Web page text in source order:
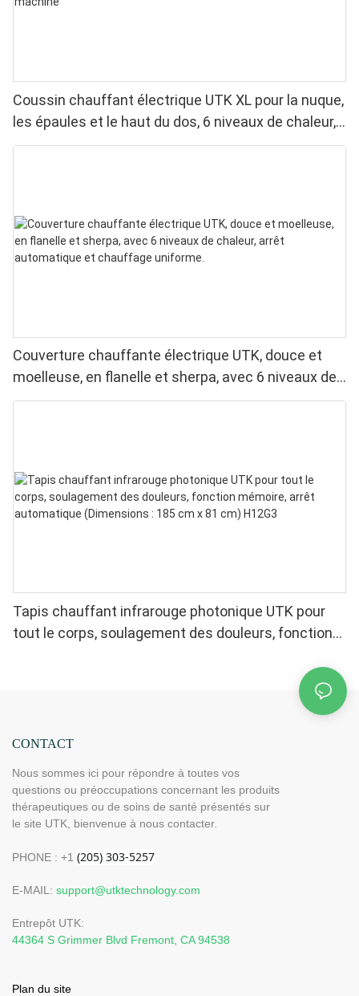
Coussin chauffant électrique UTK XL pour la nuque,
les épaules et le haut du dos, 6 niveaux de chaleur,
lavable en machine
Couverture chauffante électrique UTK, douce et
moelleuse, en flanelle et sherpa, avec 6 niveaux de
chaleur, arrêt automatique et chauffage uniforme.
Tapis chauffant infrarouge photonique UTK pour
tout le corps, soulagement des douleurs, fonction
CONTACT
Nous sommes ici pour répondre à toutes vos
questions ou préoccupations concernant les produits
thérapeutiques ou de soins de santé présentés sur
le site UTK, bienvenue à nous contacter.
PHONE : +1
E-MAIL: support@utktechnology.com
Entrepôt UTK:
44364 S Grimmer Blvd Fremont, CA 94538
Plan du site